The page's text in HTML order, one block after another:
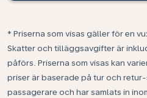
* Priserna som visas gäller för en
Skatter och tilläggsavgifter är
påförs. Priserna som visas kan
priser är baserade på tur och
passagerare och har samlats in